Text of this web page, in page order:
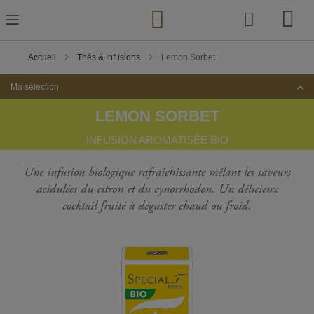
to
Content
Accueil Thés & Infusions Lemon Sorbet
Ma sélection
LEMON SORBET
INFUSION AROMATISÉE BIO
Une infusion biologique rafraîchissante mêlant les saveurs
acidulées du citron et du cynorrhodon. Un délicieux
cocktail fruité à déguster chaud ou froid.